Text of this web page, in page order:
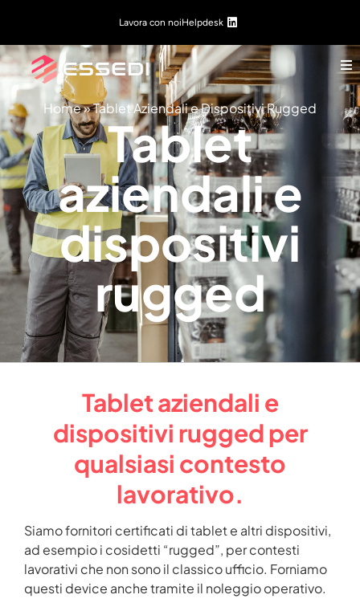
Lavora con noiHelpdesk
Home»Tablet Aziendali e Dispositivi Rugged
Tablet
aziendali e
dispositivi
rugged
Tablet aziendali e
dispositivi rugged per
qualsiasi contesto
lavorativo.
Siamo fornitori certificati di tablet e altri dispositivi,
ad esempio i cosidetti “rugged”, per contesti
lavorativi che non sono il classico ufficio. Forniamo
questi device anche tramite il noleggio operativo.